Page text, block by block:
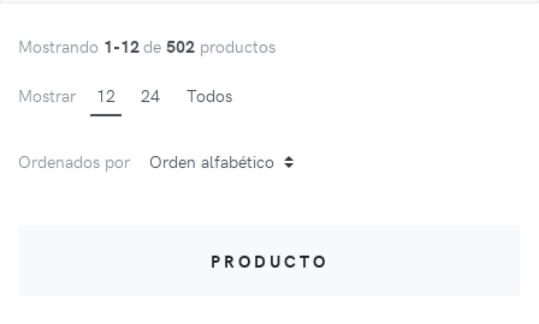
Mostrando 1-12de 502 productos
Mostrar 12 24 Todos
Ordenados por
PRODUCTO